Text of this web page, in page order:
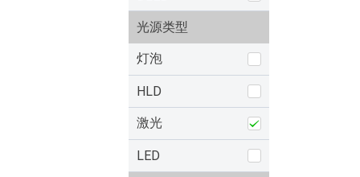
光源类型
灯泡
HLD
激光
LED